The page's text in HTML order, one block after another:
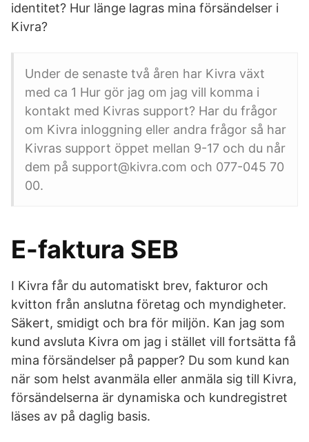
identitet? Hur länge lagras mina försändelser i
Kivra?
Under de senaste två åren har Kivra växt
med ca 1 Hur gör jag om jag vill komma i
kontakt med Kivras support? Har du frågor
om Kivra inloggning eller andra frågor så har
Kivras support öppet mellan 9-17 och du når
dem på support@kivra.com och 077-045 70
00.
E-faktura SEB
I Kivra får du automatiskt brev, fakturor och
kvitton från anslutna företag och myndigheter.
Säkert, smidigt och bra för miljön. Kan jag som
kund avsluta Kivra om jag i stället vill fortsätta få
mina försändelser på papper? Du som kund kan
när som helst avanmäla eller anmäla sig till Kivra,
försändelserna är dynamiska och kundregistret
läses av på daglig basis.